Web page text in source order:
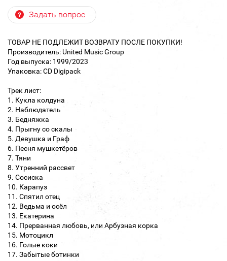
Задать вопрос
ТОВАР НЕ ПОДЛЕЖИТ ВОЗВРАТУ ПОСЛЕ ПОКУПКИ!
Производитель: United Music Group
Год выпуска: 1999/2023
Упаковка: CD Digipack
Трек лист:
1. Кукла колдуна
2. Наблюдатель
3. Бедняжка
4. Прыгну со скалы
5. Девушка и Граф
6. Песня мушкетёров
7. Тяни
8. Утренний рассвет
9. Сосиска
10. Карапуз
11. Спятил отец
12. Ведьма и осёл
13. Екатерина
14. Прерванная любовь, или Арбузная корка
15. Мотоцикл
16. Голые коки
17. Забытые ботинки